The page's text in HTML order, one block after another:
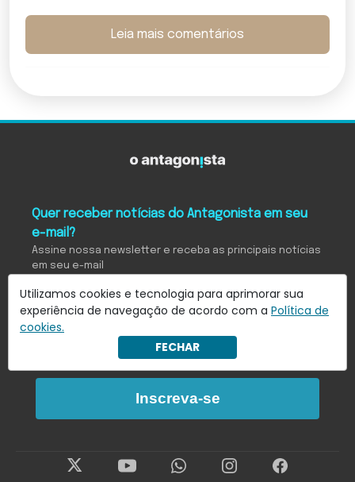
Leia mais comentários
Utilizamos cookies e tecnologia para aprimorar sua
experiência de navegação de acordo com a Política de
cookies.
FECHAR
Quer receber notícias do Antagonista em seu
e-mail?
Assine nossa newsletter e receba as principais notícias
em seu e-mail
Eu concordo em receber notificações.
Política de Privacidade
Inscreva-se